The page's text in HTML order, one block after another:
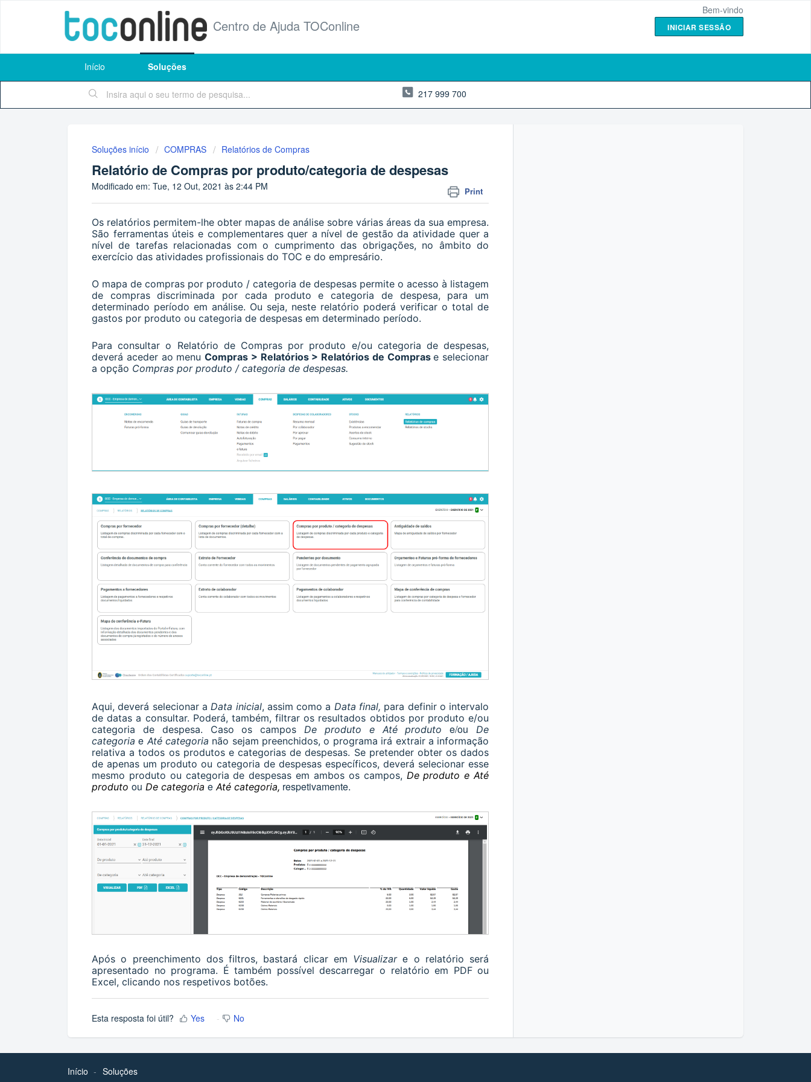
Centro de Ajuda TOConline
Bem-vindo
INICIAR SESSÃO
Início Soluções
217 999 700
Soluções início COMPRAS Relatórios de Compras
Relatório de Compras por produto/categoria de despesas
Print
Modificado em: Tue, 12 Out, 2021 às 2:44 PM
Os relatórios permitem-lhe obter mapas de análise sobre várias áreas da sua empresa.
São ferramentas úteis e complementares quer a nível de gestão da atividade quer a
nível de tarefas relacionadas com o cumprimento das obrigações, no âmbito do
exercício das atividades profissionais do TOC e do empresário.
O mapa de compras por produto / categoria de despesas permite o acesso à listagem
de compras discriminada por cada produto e categoria de despesa, para um
determinado período em análise. Ou seja, neste relatório poderá verificar o total de
gastos por produto ou categoria de despesas em determinado período.
Para consultar o Relatório de Compras por produto e/ou categoria de despesas,
deverá aceder ao menuCompras > Relatórios > Relatórios de Comprase selecionar
a opção Compras por produto / categoria de despesas.
Aqui, deverá selecionar a Data inicial, assim como a Data final, para definir o intervalo
de datas a consultar. Poderá, também, filtrar os resultados obtidos por produto e/ou
categoria de despesa. Caso os campos De produto e Até produtoe/ou De
categoriae Até categoria não sejam preenchidos, o programa irá extrair a informação
relativa a todos os produtos e categorias de despesas. Se pretender obter os dados
de apenas um produto ou categoria de despesas específicos, deverá selecionar esse
mesmo produto ou categoria de despesas em ambos os campos, De produto e Até
produto ou De categoria e Até categoria, respetivamente.
Após o preenchimento dos filtros, bastará clicar em Visualizare o relatório será
apresentado no programa. É também possível descarregar o relatório em PDF ou
Excel, clicando nos respetivos botões.
Esta resposta foi útil? Yes No
Início Soluções